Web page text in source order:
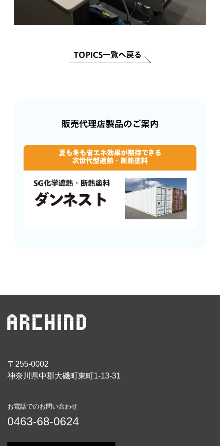
TOPICS一覧へ戻る
販売代理店製品のご案内
夏も冬も省エネ効果が期待できる
次世代型遮熱・断熱塗料
SG化学遮熱・断熱塗料
ダンネスト
〒255-0002
神奈川県中郡大磯町東町1-13-31
お電話でのお問い合わせ
0463-68-0624